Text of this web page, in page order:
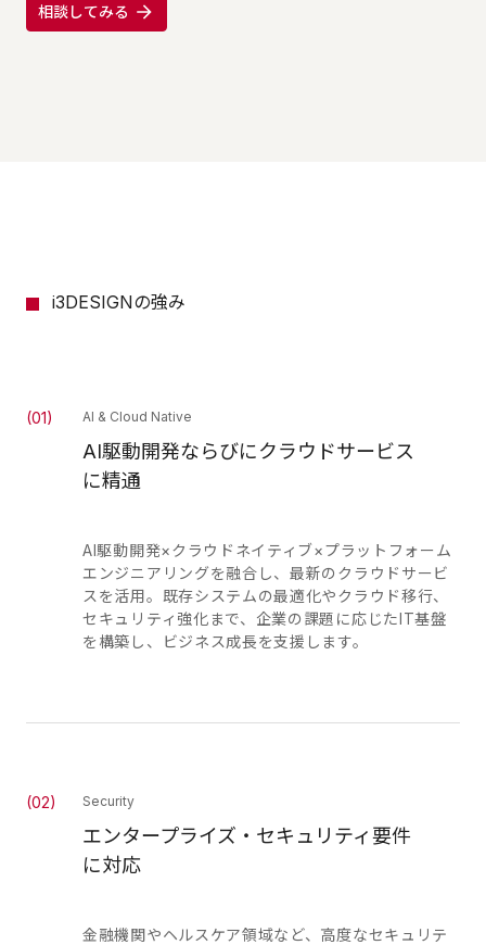
相談してみる
i3DESIGNの強み
(01) AI & Cloud Native
AI駆動開発ならびにクラウドサービス
に精通
AI駆動開発×クラウドネイティブ×プラットフォーム
エンジニアリングを融合し、最新のクラウドサービ
スを活用。既存システムの最適化やクラウド移行、
セキュリティ強化まで、企業の課題に応じたIT基盤
を構築し、ビジネス成長を支援します。
(02) Security
エンタープライズ・セキュリティ要件
に対応
金融機関やヘルスケア領域など、高度なセキュリテ